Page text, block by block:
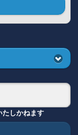
たしかねます